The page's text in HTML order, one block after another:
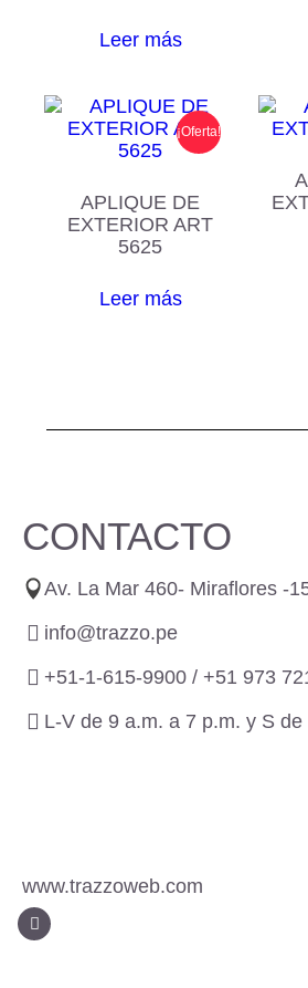
Leer más
¡Oferta!
APLIQUE DE
EXTERIOR ART
5625
Leer más
CONTACTO
Av. La Mar 460- Miraflores -
info@trazzo.pe
+51-1-615-9900 / +51 973
L-V de 9 a.m. a 7 p.m. y S
www.trazzoweb.com